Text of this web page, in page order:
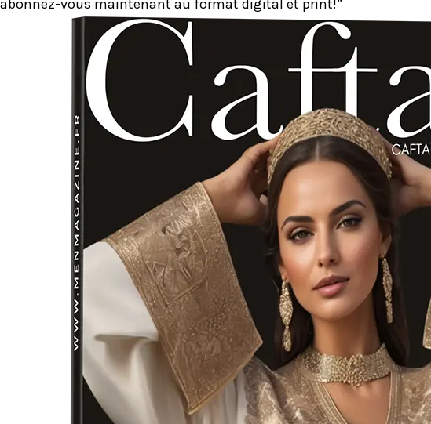
abonnez-vous maintenant au format digital et print!”